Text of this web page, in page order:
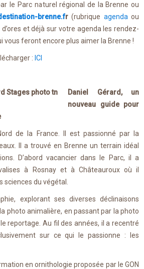
le Parc naturel régional de la Brenne ou
brenne.fr(rubrique agendaou
et déjà sur votre agenda les rendez-
vous feront encore plus aimer la Brenne !
: ICI
Daniel Gérard, un
nouveau guide pour
de la France. Il est passionné par la
Il a trouvé en Brenne un terrain idéal
D’abord vacancier dans le Parc, il a
à Rosnay et à Châteauroux où il
du végétal.
explorant ses diverses déclinaisons
photo animalière, en passant par la photo
reportage. Au fil des années, il a recentré
sur ce qui le passionne : les
en ornithologie proposée par le GON